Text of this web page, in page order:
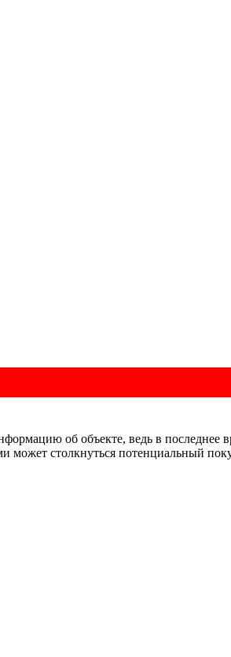
об объекте, ведь в последнее
может столкнуться потенциальный